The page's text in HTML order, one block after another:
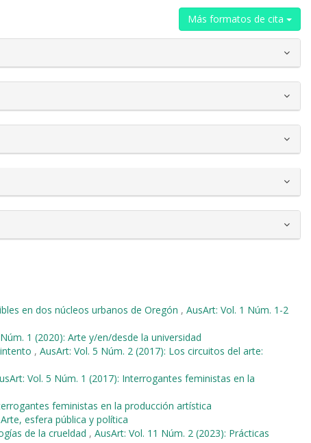
Más formatos de cita
en dos núcleos urbanos de Oregón , AusArt: Vol. 1 Núm. 1-2
1 (2020): Arte y/en/desde la universidad
, AusArt: Vol. 5 Núm. 2 (2017): Los circuitos del arte:
Vol. 5 Núm. 1 (2017): Interrogantes feministas en la
feministas en la producción artística
esfera pública y política
de la crueldad , AusArt: Vol. 11 Núm. 2 (2023): Prácticas